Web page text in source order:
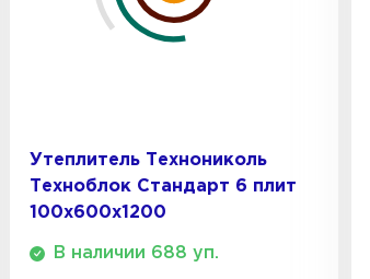
Утеплитель Технониколь
Техноблок Стандарт 6 плит
100х600х1200
В наличии 688 уп.